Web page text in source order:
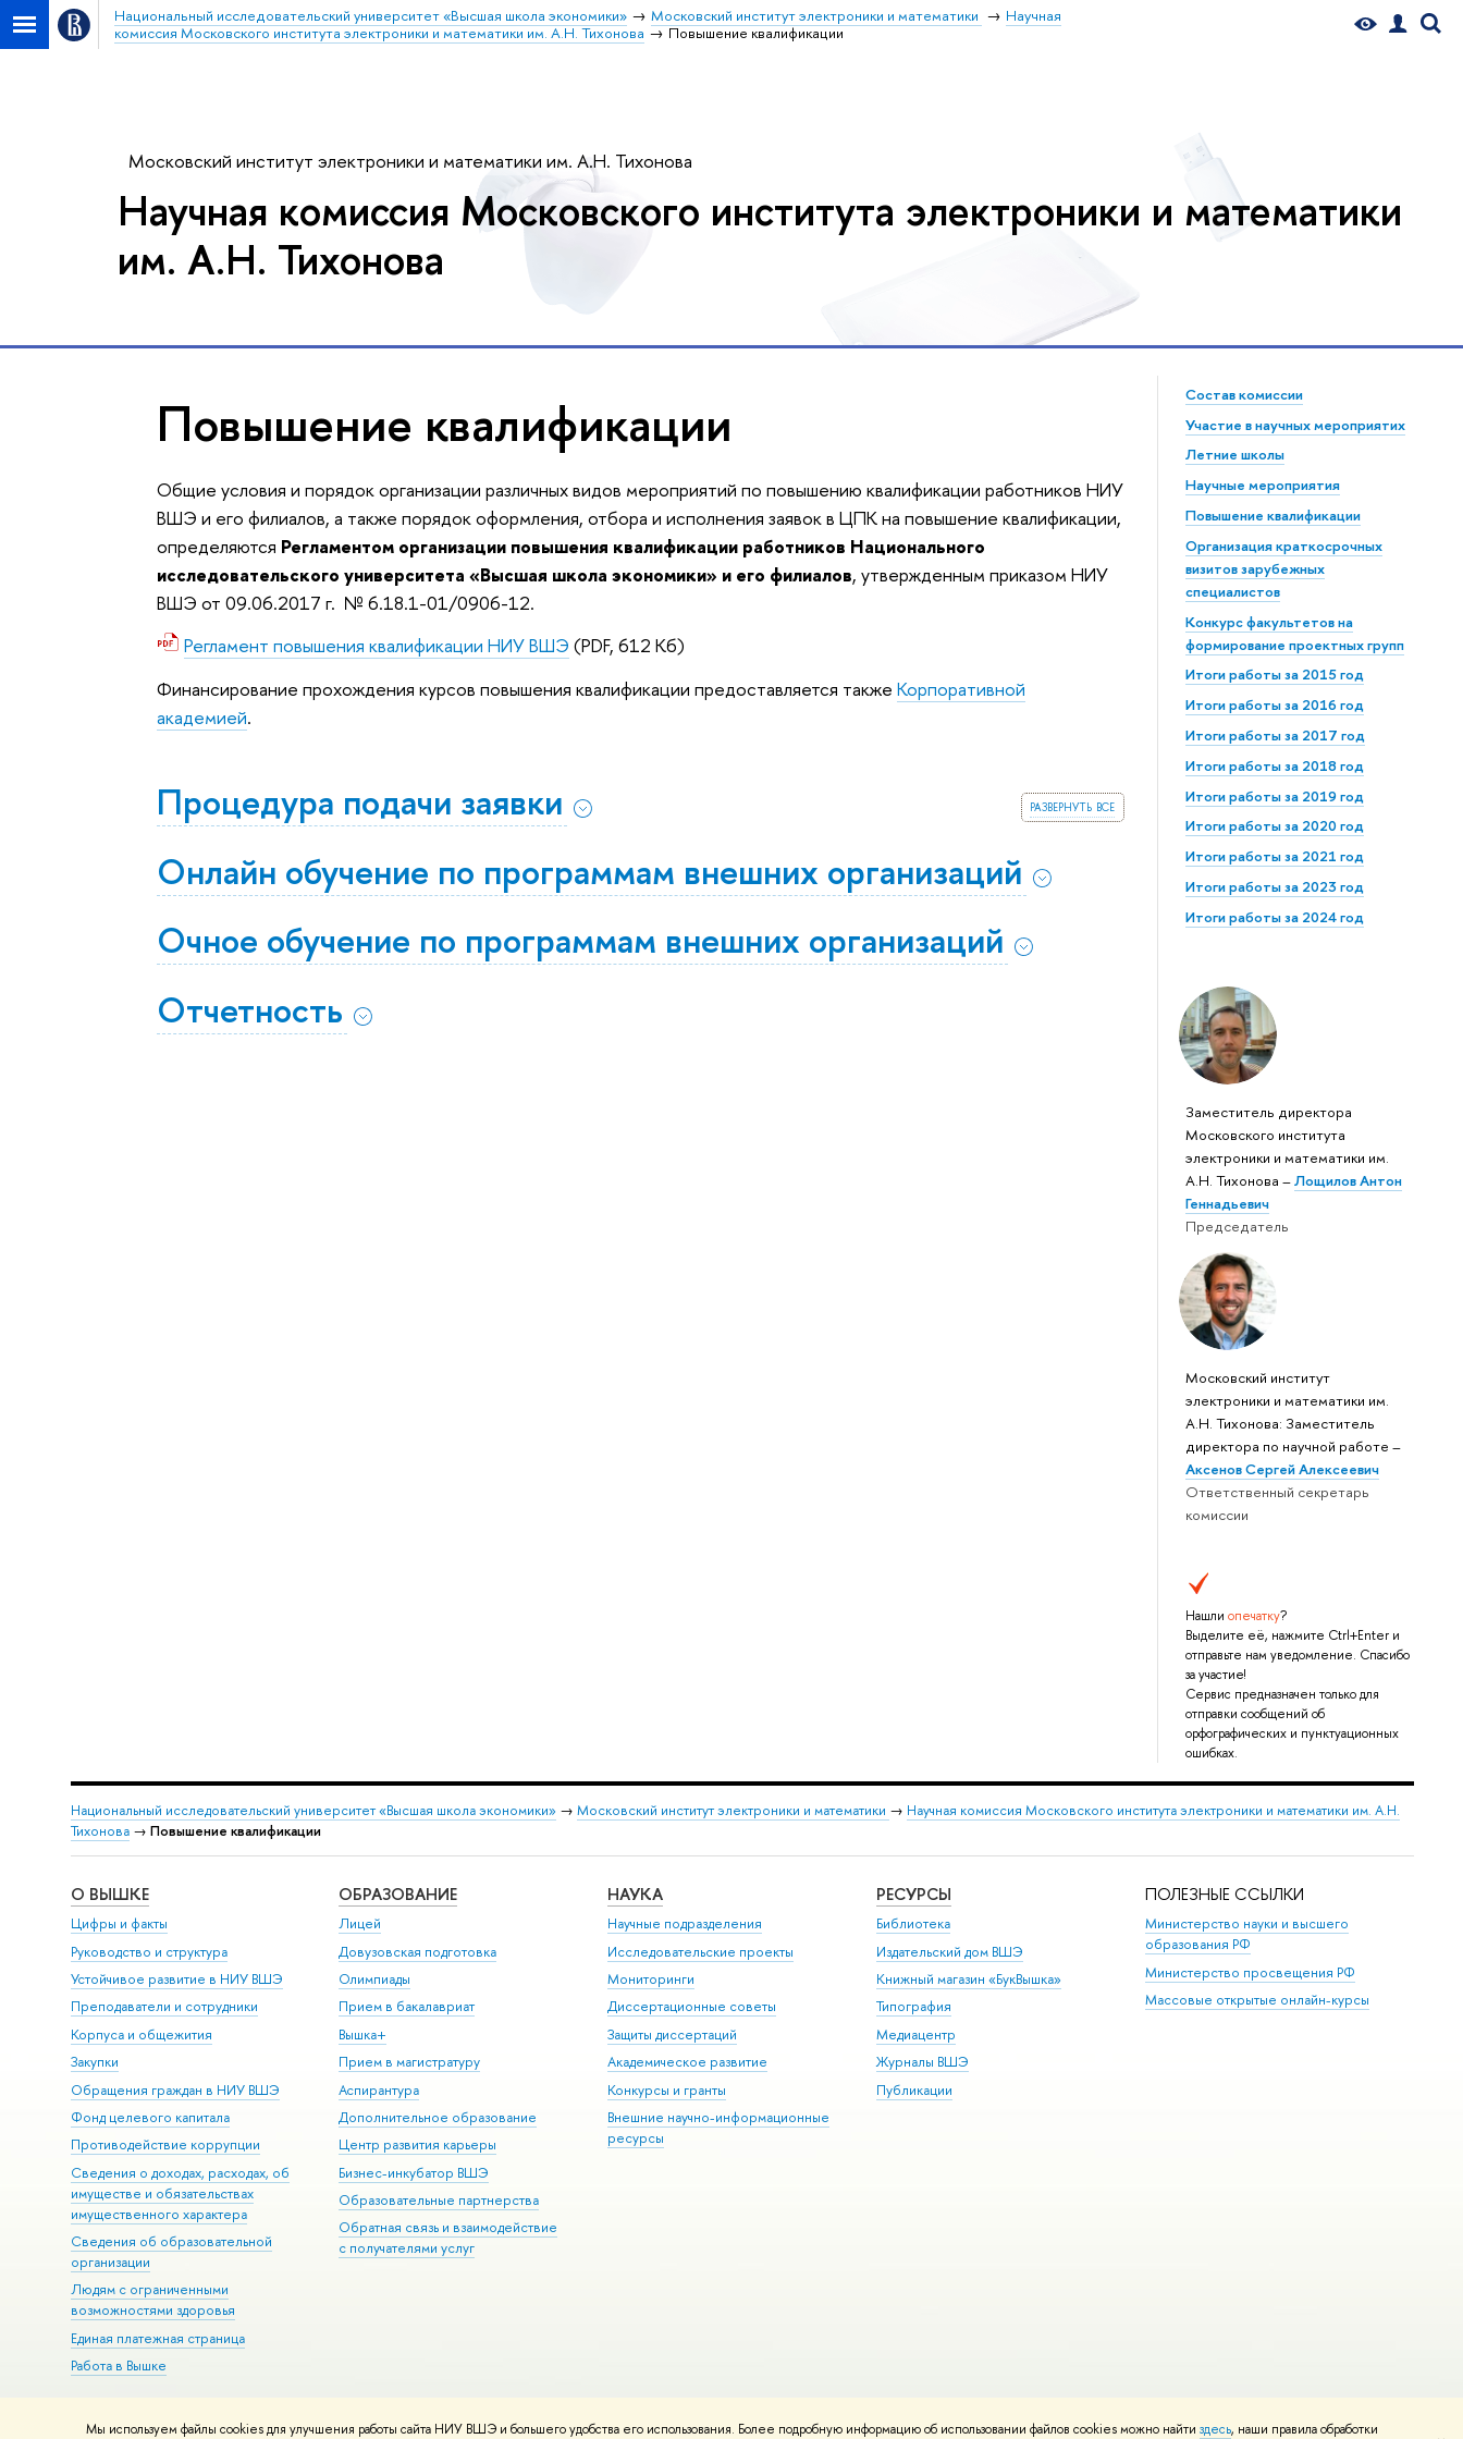
Мы используем файлы cookies для улучшения работы сайта НИУ ВШЭ и большего удобства его использования. Более подробную информацию об использовании файлов cookies можно найти здесь, наши правила обработки
Национальный исследовательский университет «Высшая школа экономики» Московский институт электроники и математики
Научная
комиссия Московского института электроники и математики им. А.Н. Тихонова
Повышение квалификации
Московский институт электроники и математики им. А.Н. Тихонова
Научная комиссия Московского института электроники и математики
им. А.Н. Тихонова
Состав комиссии
Участие в научных мероприятих
Летние школы
Научные мероприятия
Повышение квалификации
Организация краткосрочных
визитов зарубежных
специалистов
Конкурс факультетов на
формирование проектных групп
Итоги работы за 2015 год
Итоги работы за 2016 год
Итоги работы за 2017 год
Итоги работы за 2018 год
Итоги работы за 2019 год
Итоги работы за 2020 год
Итоги работы за 2021 год
Итоги работы за 2023 год
Итоги работы за 2024 год
Заместитель директора
Московского института
электроники и математики им.
А.Н. Тихонова –Лощилов Антон
Геннадьевич
Председатель
Московский институт
электроники и математики им.
А.Н. Тихонова: Заместитель
директора по научной работе –
Аксенов Сергей Алексеевич
Ответственный секретарь
комиссии
Нашли опечатку?
Выделите её, нажмите Ctrl+Enter и
отправьте нам уведомление. Спасибо
за участие!
Сервис предназначен только для
отправки сообщений об
орфографических и пунктуационных
ошибках.
Повышение квалификации
Общие условия и порядок организации различных видов мероприятий по повышению квалификации работников НИУ
ВШЭ и его филиалов, а также порядок оформления, отбора и исполнения заявок в ЦПК на повышение квалификации,
определяются Регламентом организации повышения квалификации работников Национального
исследовательского университета «Высшая школа экономики» и его филиалов, утвержденным приказом НИУ
ВШЭ от09.06.2017 г. № 6.18.1-01/0906-12.
Регламент повышения квалификации НИУ ВШЭ (PDF, 612 Кб)
Финансирование прохождения курсов повышения квалификации предоставляется такжеКорпоративной
академией.
развернуть все
Процедура подачи заявки
Онлайн обучение по программам внешних организаций
Очное обучение по программам внешних организаций
Отчетность
Национальный исследовательский университет «Высшая школа экономики» → Московский институт электроники и математики → Научная комиссия Московского института электроники и математики им. А.Н.
Тихонова→ Повышение квалификации
О ВЫШКЕ
Цифры и факты
Руководство и структура
Устойчивое развитие в НИУ ВШЭ
Преподаватели и сотрудники
Корпуса и общежития
Закупки
Обращения граждан в НИУ ВШЭ
Фонд целевого капитала
Противодействие коррупции
Сведения о доходах, расходах, об
имуществе и обязательствах
имущественного характера
Сведения об образовательной
организации
Людям с ограниченными
возможностями здоровья
Единая платежная страница
Работа в Вышке
ОБРАЗОВАНИЕ
Лицей
Довузовская подготовка
Олимпиады
Прием в бакалавриат
Вышка+
Прием в магистратуру
Аспирантура
Дополнительное образование
Центр развития карьеры
Бизнес-инкубатор ВШЭ
Образовательные партнерства
Обратная связь и взаимодействие
с получателями услуг
НАУКА
Научные подразделения
Исследовательские проекты
Мониторинги
Диссертационные советы
Защиты диссертаций
Академическое развитие
Конкурсы и гранты
Внешние научно-информационные
ресурсы
РЕСУРСЫ
Библиотека
Издательский дом ВШЭ
Книжный магазин «БукВышка»
Типография
Медиацентр
Журналы ВШЭ
Публикации
ПОЛЕЗНЫЕ ССЫЛКИ
Министерство науки и высшего
образования РФ
Министерство просвещения РФ
Массовые открытые онлайн-курсы
© НИУ ВШЭ 1993–2026 Адреса и контакты Условия использования материалов Политика конфиденциальности Карта сайта